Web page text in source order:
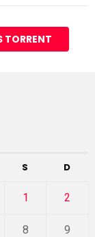
TORRENT
S D
1 2
8 9